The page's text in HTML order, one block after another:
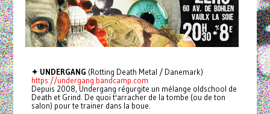
✦ UNDERGANG (Rotting Death Metal / Danemark)
https://undergang.bandcamp.com
Depuis 2008, Undergang régurgite un mélange oldschool de
Death et Grind. De quoi t'arracher de la tombe (ou de ton
salon) pour te trainer dans la boue.